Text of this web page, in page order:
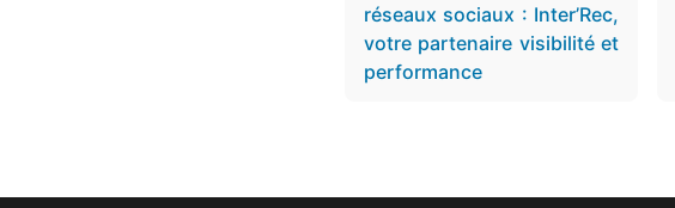
réseaux sociaux : Inter’Rec,
votre partenaire visibilité et
performance